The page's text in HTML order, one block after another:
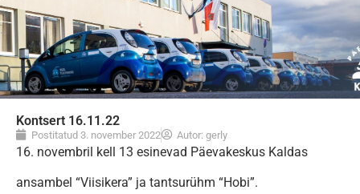
Kontsert 16.11.22
Postitatud 3. november 2022 Autor: gerly
16. novembril kell 13 esinevad Päevakeskus Kaldas
ansambel “Viisikera” ja tantsurühm “Hobi”.